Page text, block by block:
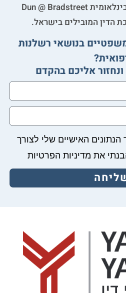
על ידי חברת הדירוג הבינלאומית Dun @ Bradstreet
הדין המובילים בישראל.
בנושאי רשלנות
אליכם בהקדם
האישיים שלי לצורך
את מדיניות הפרטיות